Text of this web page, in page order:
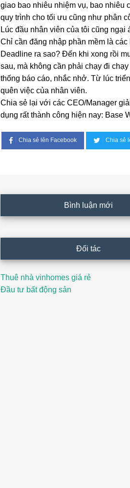
giao bao nhiêu nhiệm vụ, bao nhiêu
quy trình cho tối ưu cũng như phân
Lúc đầu nhân viên của tôi cũng
Chỉ cần đăng nhập phần mềm là
Deadline ra sao? Đến khi xong rồi
sau, mà không cần phải chạy đi
thống báo cáo, nhắc nhở. Từ lúc
quên việc của nhân viên.
Chia sẻ lại với các CEO/Manager
dụng rất thành công hiện nay: Base
Chia sẻ lên Facebook Chia sẻ
Bình luận mới
Đối tác
Thuê nhà vinhomes giá rẻ
Đầu tư bất động sản